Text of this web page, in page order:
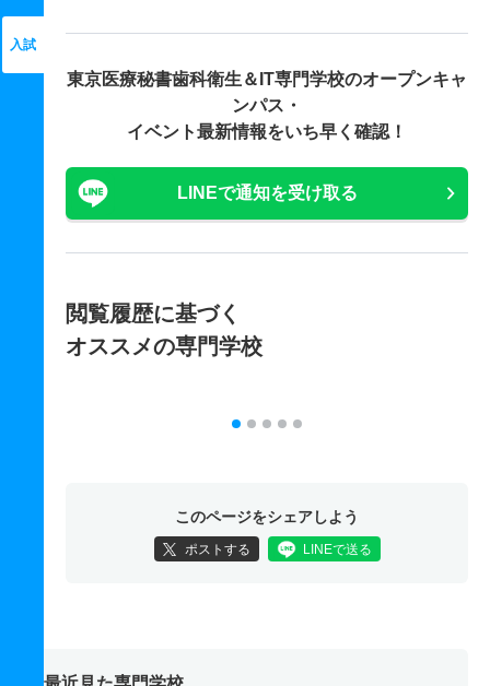
入試
東京医療秘書歯科衛生＆IT専門学校のオープンキャ
ンパス・
イベント最新情報をいち早く確認！
LINEで通知を受け取る
閲覧履歴に基づく
オススメの専門学校
このページをシェアしよう
ポストする LINEで送る